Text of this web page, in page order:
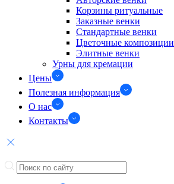
Корзины ритуальные
Заказные венки
Стандартные венки
Цветочные композиции
Элитные венки
Урны для кремации
Цены
Полезная информация
О нас
Контакты